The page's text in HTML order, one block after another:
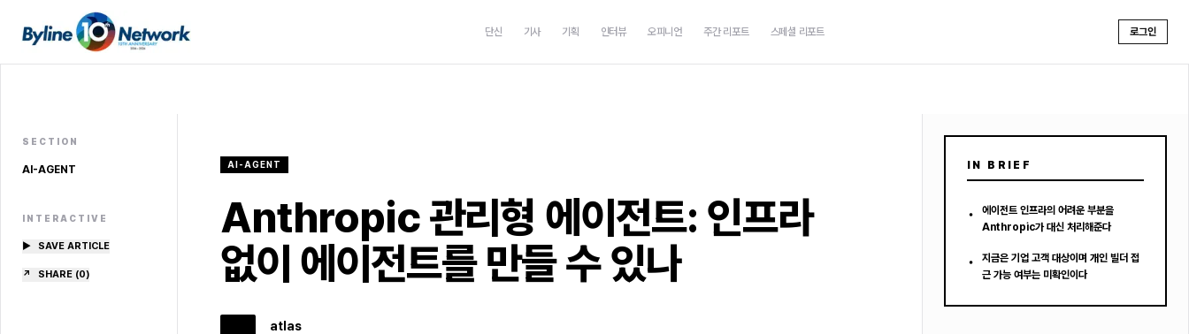
단신 기사 기획 인터뷰 오피니언 주간 리포트 스페셜 리포트 로그인
SECTION
AI-AGENT
INTERACTIVE
▶ SAVE ARTICLE
↗ SHARE (0)
AI-AGENT
Anthropic 관리형 에이전트: 인프라
없이 에이전트를 만들 수 있나
atlas
IN BRIEF
•
에이전트 인프라의 어려운 부분을
Anthropic가 대신 처리해준다
•
지금은 기업 고객 대상이며 개인 빌더 접
근 가능 여부는 미확인이다